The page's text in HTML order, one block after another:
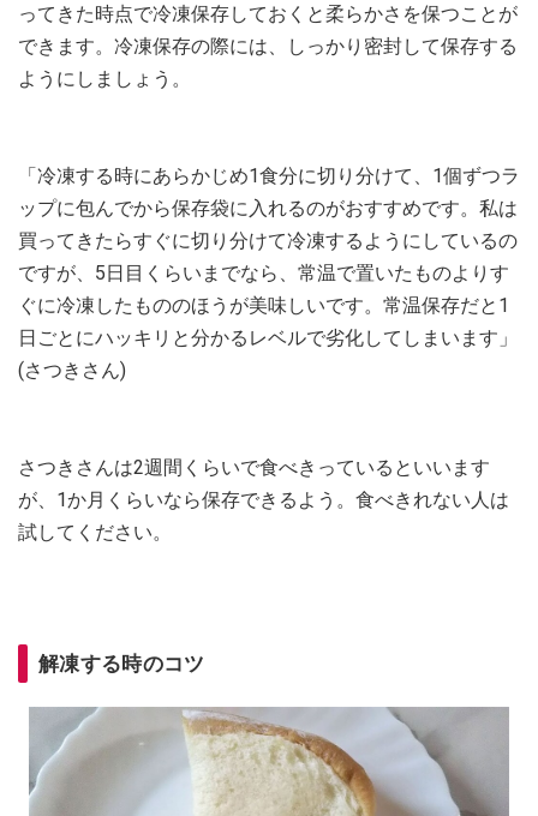
ってきた時点で冷凍保存しておくと柔らかさを保つことが
できます。冷凍保存の際には、しっかり密封して保存する
ようにしましょう。
「冷凍する時にあらかじめ1食分に切り分けて、1個ずつラ
ップに包んでから保存袋に入れるのがおすすめです。私は
買ってきたらすぐに切り分けて冷凍するようにしているの
ですが、5日目くらいまでなら、常温で置いたものよりす
ぐに冷凍したもののほうが美味しいです。常温保存だと1
日ごとにハッキリと分かるレベルで劣化してしまいます」
(さつきさん)
さつきさんは2週間くらいで食べきっているといいます
が、1か月くらいなら保存できるよう。食べきれない人は
試してください。
解凍する時のコツ